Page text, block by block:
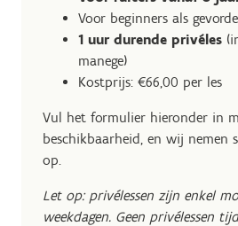
Voor beginners als
1 uur durende privéles
manege)
Kostprijs: €66,00 per les
Vul het formulier hieronder in
beschikbaarheid, en wij nemen
op.
Let op: privélessen zijn enkel
weekdagen. Geen privélessen